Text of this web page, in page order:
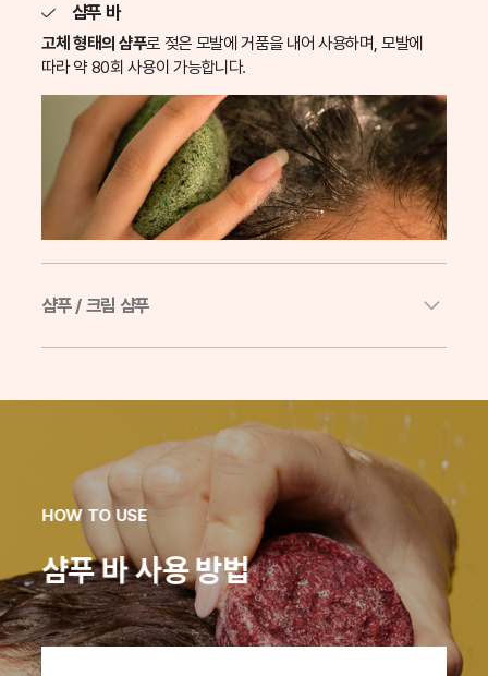
샴푸 바
고체 형태의 샴푸로 젖은 모발에 거품을 내어 사용하며, 모발에
따라 약 80회 사용이 가능합니다.
샴푸 / 크림 샴푸
HOW TO USE
샴푸 바 사용 방법